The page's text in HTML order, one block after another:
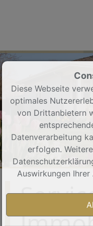
Diese Webseite
optimales
von Drittanbietern
Datenverarbeitung
erfolgen.
Auswirkungen